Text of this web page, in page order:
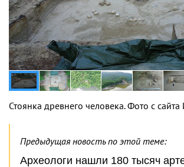
Стоянка древнего человека. Фото с
Предыдущая новость по этой теме:
Археологи нашли 180 тысяч